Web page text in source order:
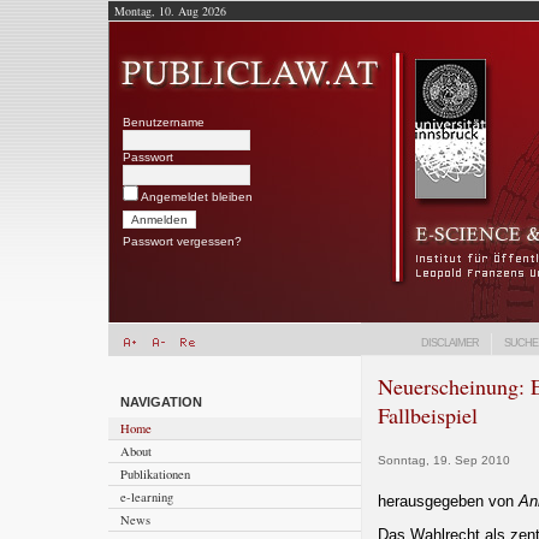
Montag, 10. Aug 2026
Benutzername
Passwort
Angemeldet bleiben
Passwort vergessen?
DISCLAIMER SUCHE
NAVIGATION
Home
About
Publikationen
e-learning
News
Neuerscheinung:
Fallbeispiel
Sonntag, 19. Sep 2010
herausgegeben von
Das Wahlrecht als